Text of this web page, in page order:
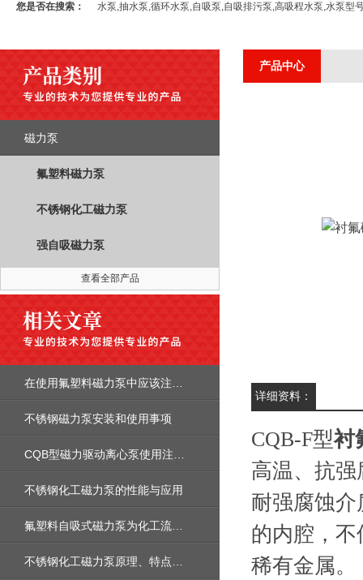
您是否在搜索： 水泵,抽水泵,循环水泵,自吸泵,自吸排污泵,高吸程水泵,水泵型
磁力泵
氟塑料磁力泵
不锈钢化工磁力泵
强自吸磁力泵
查看全部产品
在使用氟塑料磁力泵中应该注意的事项
不锈钢磁力泵安装和使用事项
CQB型磁力驱动离心泵使用注意事项
不锈钢化工磁力泵的性能与应用
氟塑料自吸式磁力泵为化工流体输送提供了解决方案
不锈钢化工磁力泵原理、特点以及在化工行业中的应用
产品中心
详细资料：
CQB-F型衬
高温、抗
耐强腐蚀
的内腔，
稀有金属。